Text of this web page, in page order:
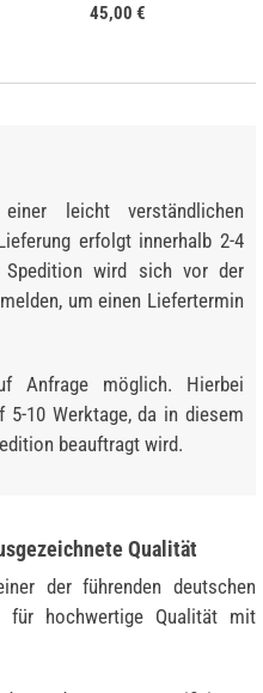
45,00 €
leicht verständlichen
erfolgt innerhalb 2-4
Spedition wird sich vor der
um einen Liefertermin
Anfrage möglich. Hierbei
10 Werktage, da in diesem
beauftragt wird.
Qualität
der führenden deutschen
für hochwertige Qualität mit